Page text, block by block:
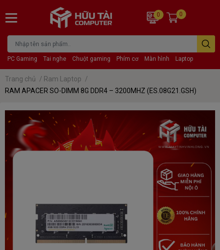
PC Gaming Tai nghe Chuột gaming Phím cơ Màn hình Laptop
0 0
Trang chủ / Ram Laptop /
RAM APACER SO-DIMM 8G DDR4 – 3200MHZ (ES.08G21.GSH)